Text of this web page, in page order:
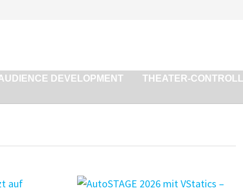
DEVELOPMENT THEATER-